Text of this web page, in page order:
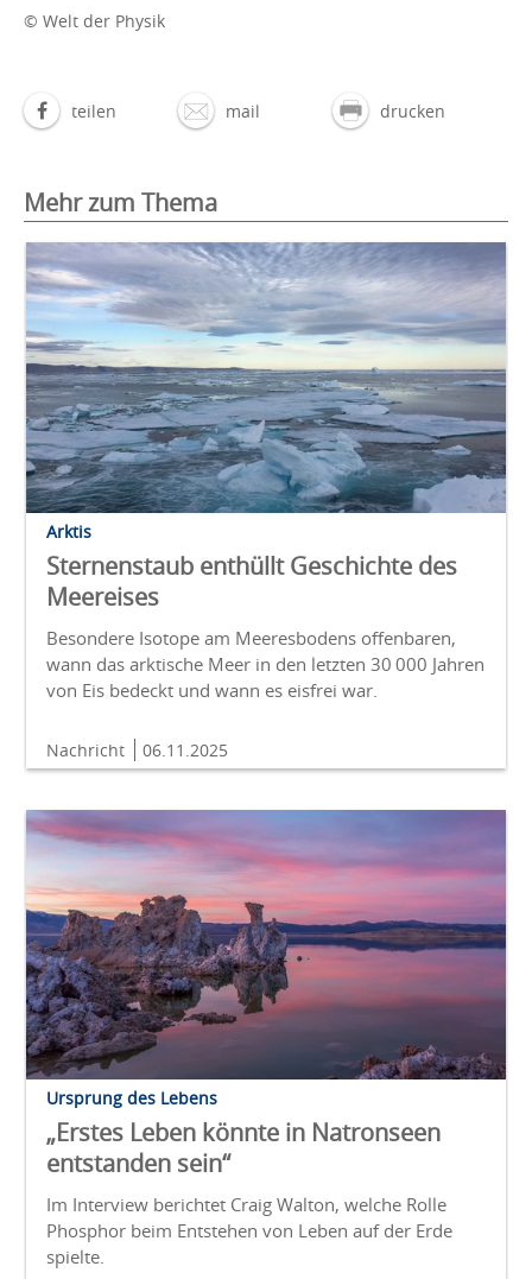
© Welt der Physik
teilen mail drucken
Mehr zum Thema
Arktis
Sternenstaub enthüllt Geschichte des
Meereises
Besondere Isotope am Meeresbodens offenbaren,
wann das arktische Meer in den letzten 30 000 Jahren
von Eis bedeckt und wann es eisfrei war.
Nachricht 06.11.2025
Ursprung des Lebens
„Erstes Leben könnte in Natronseen
entstanden sein“
Im Interview berichtet Craig Walton, welche Rolle
Phosphor beim Entstehen von Leben auf der Erde
spielte.